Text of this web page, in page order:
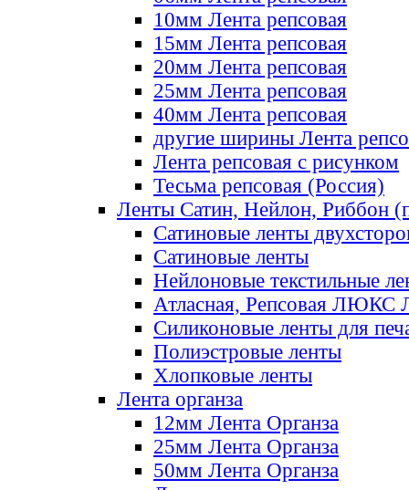
10мм Лента репсовая
15мм Лента репсовая
20мм Лента репсовая
25мм Лента репсовая
40мм Лента репсовая
другие ширины Лента
Лента репсовая с рисунком
Тесьма репсовая (Россия)
Ленты Сатин, Нейлон, Риббон
Сатиновые ленты
Сатиновые ленты
Нейлоновые текстильные
Атласная, Репсовая ЛЮКС
Силиконовые ленты для
Полиэстровые ленты
Хлопковые ленты
Лента органза
12мм Лента Органза
25мм Лента Органза
50мм Лента Органза